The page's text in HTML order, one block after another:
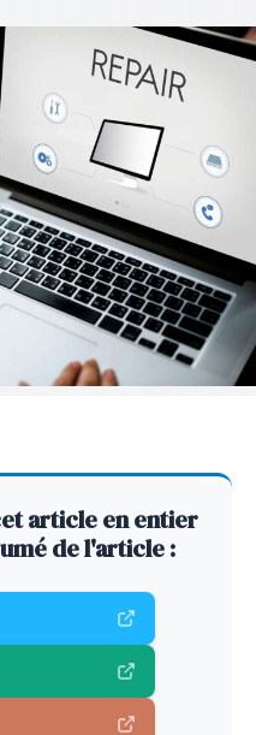
article en entier
de l'article :